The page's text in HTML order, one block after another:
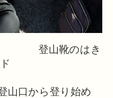
のはき
山口から登り始め